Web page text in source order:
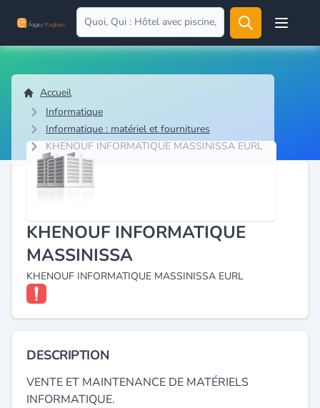
Open
Accueil
Informatique
Informatique : matériel et fournitures
KHENOUF INFORMATIQUE MASSINISSA EURL
KHENOUF INFORMATIQUE
MASSINISSA
KHENOUF INFORMATIQUE MASSINISSA EURL
DESCRIPTION
VENTE ET MAINTENANCE DE MATÉRIELS
INFORMATIQUE.